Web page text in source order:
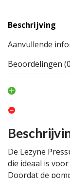
Beschrijving
Aanvullende
Beoordelingen
De Lezyne
die ideaal is
Doordat de